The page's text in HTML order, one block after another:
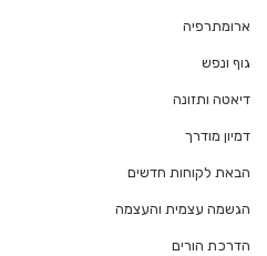
ארומתרפיה
גוף ונפש
דיאטה ותזונה
דמיון מודרך
הבאת לקוחות חדשים
הגשמה עצמית והעצמה
הדרכת הורים